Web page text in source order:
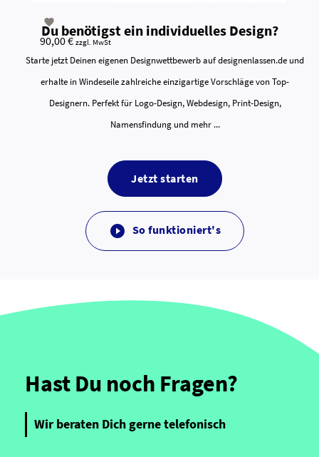

90,00 € zzgl. MwSt
Du benötigst ein individuelles Design?
Starte jetzt Deinen eigenen Designwettbewerb auf designenlassen.de und
erhalte in Windeseile zahlreiche einzigartige Vorschläge von Top-
Designern. Perfekt für Logo-Design, Webdesign, Print-Design,
Namensfindung und mehr ...
Jetzt starten
 So funktioniert's
Hast Du noch Fragen?
Wir beraten Dich gerne telefonisch